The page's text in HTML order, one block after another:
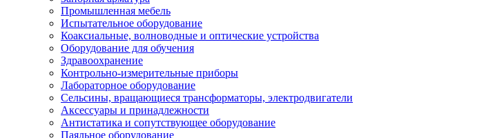
Промышленная мебель
Испытательное оборудование
Коаксиальные, волноводные и оптические устройства
Оборудование для обучения
Здравоохранение
Контрольно-измерительные приборы
Лабораторное оборудование
Сельсины, вращающиеся трансформаторы, электродвигатели
Аксессуары и принадлежности
Антистатика и сопутствующее оборудование
Паяльное оборудование